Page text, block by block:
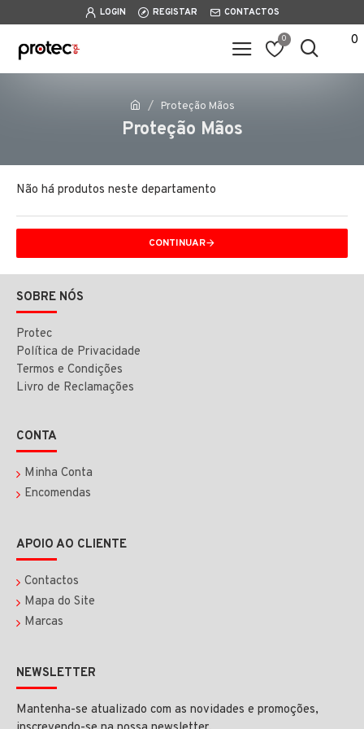
LOGIN REGISTAR CONTACTOS
0 0
Proteção Mãos
Proteção Mãos
Não há produtos neste departamento
CONTINUAR
SOBRE NÓS
Protec
Política de Privacidade
Termos e Condições
Livro de Reclamações
CONTA
Minha Conta
Encomendas
APOIO AO CLIENTE
Contactos
Mapa do Site
Marcas
NEWSLETTER
Mantenha-se atualizado com as novidades e promoções,